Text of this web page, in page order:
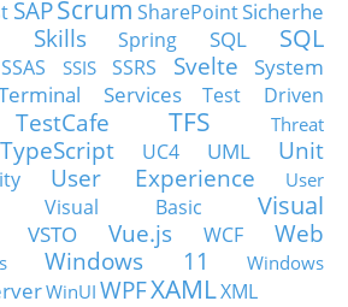
SAPScrum SharePointSicherhe
Skills Spring SQL
SQL
SSAS SSIS SSRS Svelte
System
Services
Test Driven
TestCafe TFS
Threat
TypeScript UC4 UML
Unit
User Experience
User
Visual Basic
Visual
VSTO Vue.js WCF
Web
Windows 11
Windows
WinUI WPFXAMLXML